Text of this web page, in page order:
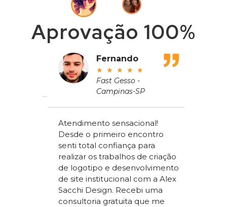
Aprovação 100%
Fernando
★ ★ ★ ★ ★
Fast Gesso -
Campinas-SP
Atendimento sensacional!
Desde o primeiro encontro
senti total confiança para
realizar os trabalhos de criação
de logotipo e desenvolvimento
de site institucional com a Alex
Sacchi Design. Recebi uma
consultoria gratuita que me